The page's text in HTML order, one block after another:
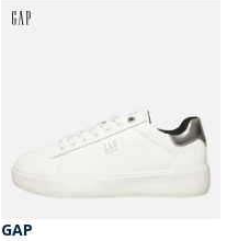
GAP